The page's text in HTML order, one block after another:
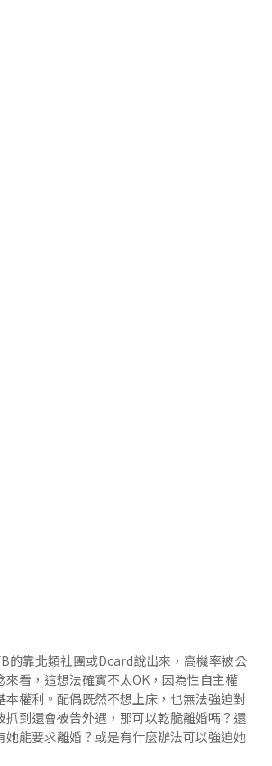
靠北類社團或Dcard說出來，高機率被公
來看，這想法確實不太OK，因為性自主權
本權利。配偶既然不想上床，也無法強迫對
抓到還會被告外遇，那可以乾脆離婚嗎？還
她能要求離婚？或是有什麼辦法可以強迫她